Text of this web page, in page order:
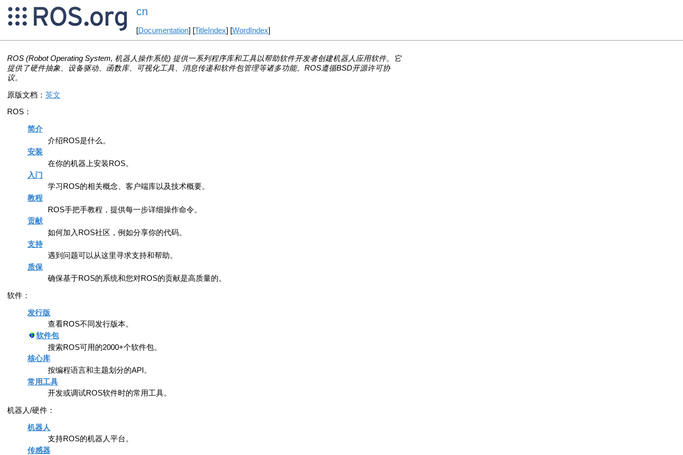
cn
[Documentation] [TitleIndex] [WordIndex]
ROS (Robot Operating System, 机器人操作系统) 提供一系列程序库和工具以帮助软件开发者创建机器人应用软件。它
提供了硬件抽象、设备驱动、函数库、可视化工具、消息传递和软件包管理等诸多功能。ROS遵循BSD开源许可协
议。
原版文档： 英文
ROS：
简介
介绍ROS是什么。
安装
在你的机器上安装ROS。
入门
学习ROS的相关概念、客户端库以及技术概要。
教程
ROS手把手教程，提供每一步详细操作命令。
贡献
如何加入ROS社区，例如分享你的代码。
支持
遇到问题可以从这里寻求支持和帮助。
质保
确保基于ROS的系统和您对ROS的贡献是高质量的。
软件：
发行版
查看ROS不同发行版本。
软件包
搜索ROS可用的2000+个软件包。
核心库
按编程语言和主题划分的API。
常用工具
开发或调试ROS软件时的常用工具。
机器人/硬件：
机器人
支持ROS的机器人平台。
传感器